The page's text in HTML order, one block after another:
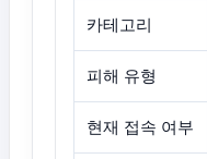
카테고리
피해 유형
현재 접속 여부